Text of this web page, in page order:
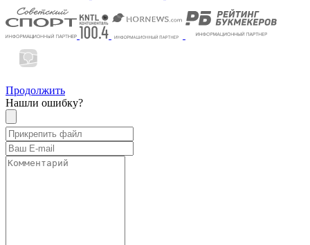
Продолжить
Нашли ошибку?